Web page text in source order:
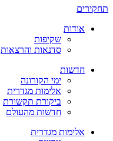
תחקירים
אודות
שקיפות
סדנאות והרצאות
חדשות
ימי הקורונה
אלימות מגדרית
ביקורת תקשורת
חדשות מהעולם
אלימות מגדרית